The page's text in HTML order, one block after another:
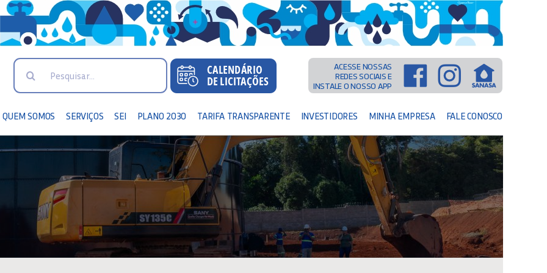
Search
ACESSE NOSSAS
REDES SOCIAIS E
INSTALE O NOSSO APP
QUEM SOMOS SERVIÇOS SEI PLANO 2030 TARIFA TRANSPARENTE INVESTIDORES MINHA EMPRESA FALE CONOSCO